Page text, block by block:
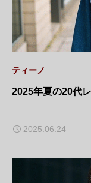
ティーノ
2025年夏の20代
2025.06.24